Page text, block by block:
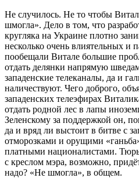
Не случилось. Не то чтобы
шмогла». Дело в том, что
кругляка на Украине плотно
несколько очень влиятельных и
пообещали Витале большие
отдать делянки напрямую
западенские телеканалы, да и
наличествуют. Чего доброго,
западенских телеэфирах
отдать родной лес в лапы
Зеленскому за поддержкой он,
да и вряд ли выстоит в битве с
отморозками и орущими
платными националистами.
с креслом мэра, возможно,
надо? «Не шмогла», в общем.